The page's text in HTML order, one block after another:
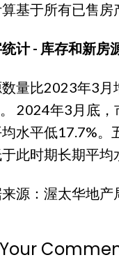
基于所有已售房
计 - 库存和新房
量比2023年3月
2024年3月底
水平低17.7%。
于此时期长期平
来源：渥太华地产